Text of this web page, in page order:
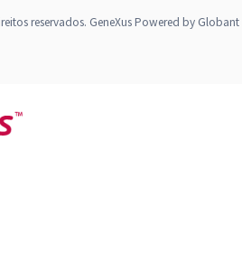
reservados. GeneXus Powered by Globant